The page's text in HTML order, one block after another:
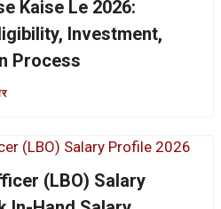
Kaise Le 2026:
Investment,
Process
(LBO) Salary